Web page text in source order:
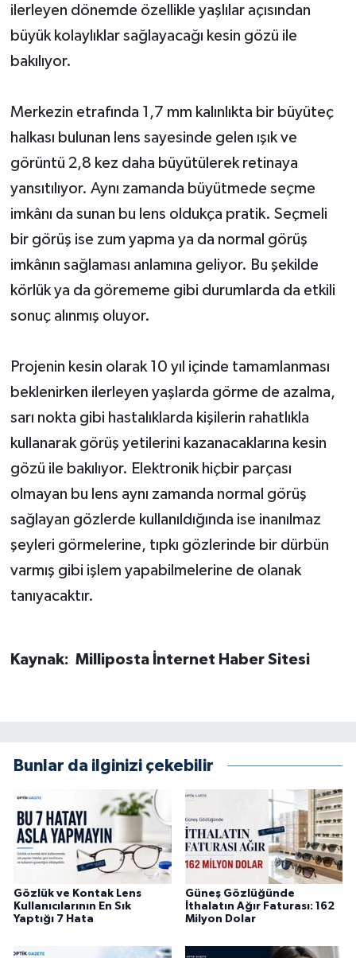
ilerleyen dönemde özellikle yaşlılar açısından
büyük kolaylıklar sağlayacağı kesin gözü ile
bakılıyor.
Merkezin etrafında 1,7 mm kalınlıkta bir büyüteç
halkası bulunan lens sayesinde gelen ışık ve
görüntü 2,8 kez daha büyütülerek retinaya
yansıtılıyor. Aynı zamanda büyütmede seçme
imkânı da sunan bu lens oldukça pratik. Seçmeli
bir görüş ise zum yapma ya da normal görüş
imkânın sağlaması anlamına geliyor. Bu şekilde
körlük ya da görememe gibi durumlarda da etkili
sonuç alınmış oluyor.
Projenin kesin olarak 10 yıl içinde tamamlanması
beklenirken ilerleyen yaşlarda görme de azalma,
sarı nokta gibi hastalıklarda kişilerin rahatlıkla
kullanarak görüş yetilerini kazanacaklarına kesin
gözü ile bakılıyor. Elektronik hiçbir parçası
olmayan bu lens aynı zamanda normal görüş
sağlayan gözlerde kullanıldığında ise inanılmaz
şeyleri görmelerine, tıpkı gözlerinde bir dürbün
varmış gibi işlem yapabilmelerine de olanak
tanıyacaktır.
Kaynak: Milliposta İnternet Haber Sitesi
Bunlar da ilginizi çekebilir
Gözlük ve Kontak Lens
Kullanıcılarının En Sık
Yaptığı 7 Hata
Güneş Gözlüğünde
İthalatın Ağır Faturası: 162
Milyon Dolar